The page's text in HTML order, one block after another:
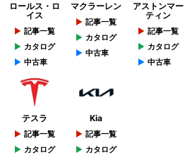
ロールス・ロ
イス
記事一覧
カタログ
中古車
マクラーレン
記事一覧
カタログ
中古車
アストンマー
ティン
記事一覧
カタログ
中古車
テスラ
記事一覧
カタログ
Kia
記事一覧
カタログ